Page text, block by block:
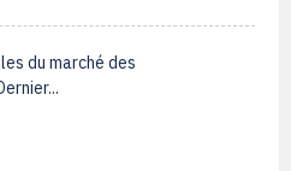
du marché des